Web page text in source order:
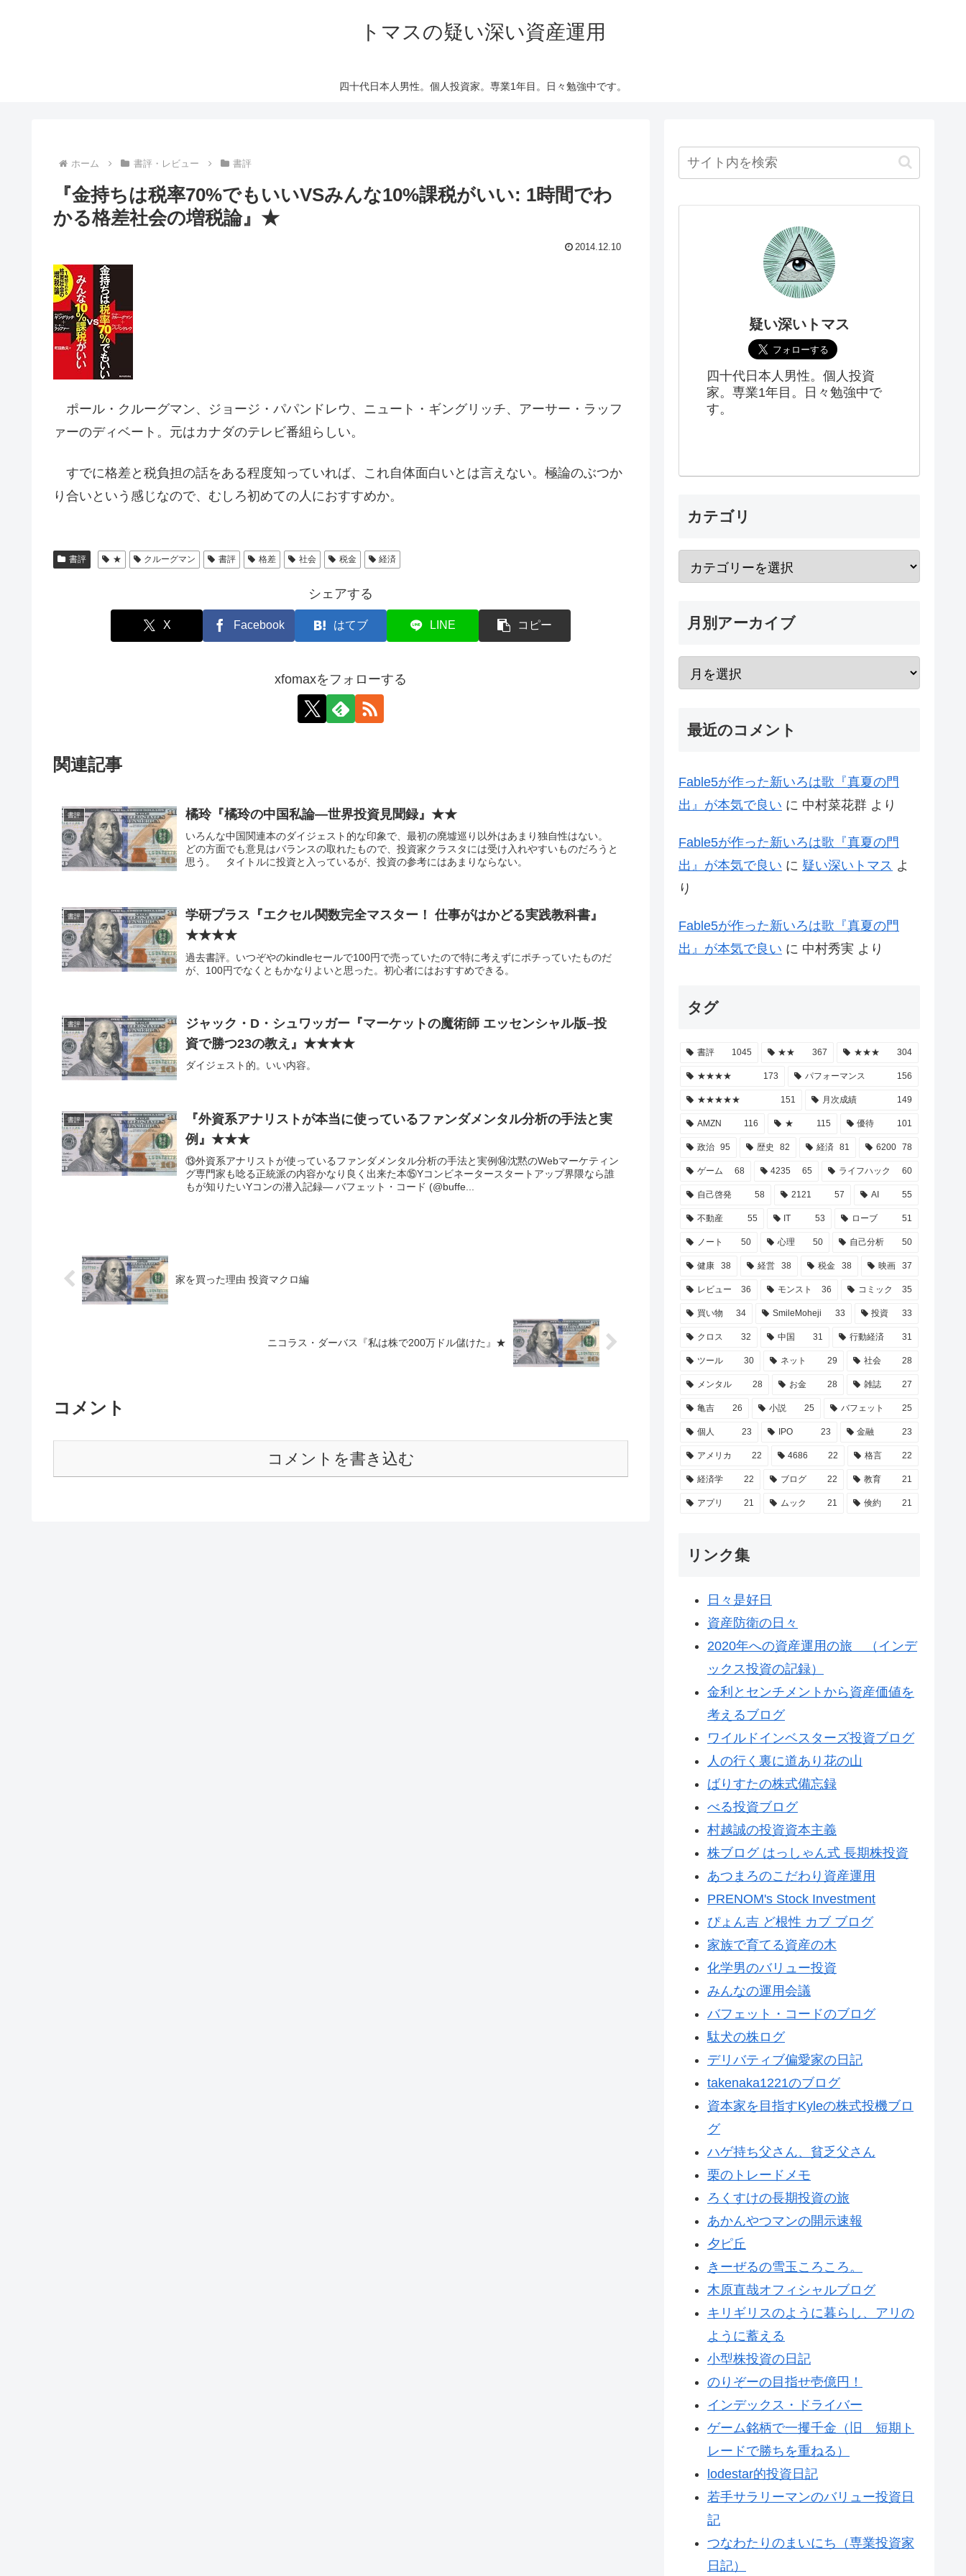
トマスの疑い深い資産運用
四十代日本人男性。個人投資家。専業1年目。日々勉強中です。
ホーム 書評・レビュー 書評
『金持ちは税率70%でもいいVSみんな10%課税がいい: 1時間でわ
かる格差社会の増税論』★
2014.12.10
ポール・クルーグマン、ジョージ・パパンドレウ、ニュート・ギングリッチ、アーサー・ラッフ
ァーのディベート。元はカナダのテレビ番組らしい。
すでに格差と税負担の話をある程度知っていれば、これ自体面白いとは言えない。極論のぶつか
り合いという感じなので、むしろ初めての人におすすめか。
書評 ★ クルーグマン 書評 格差 社会 税金 経済
シェアする
X Facebook はてブ LINE コピー
xfomaxをフォローする
関連記事
書評 橘玲『橘玲の中国私論—世界投資見聞録』★★
いろんな中国関連本のダイジェスト的な印象で、最初の廃墟巡り以外はあまり独自性はない。
どの方面でも意見はバランスの取れたもので、投資家クラスタには受け入れやすいものだろうと
思う。 タイトルに投資と入っているが、投資の参考にはあまりならない。
書評
学研プラス『エクセル関数完全マスター！ 仕事がはかどる実践教科書』
★★★★
過去書評。いつぞやのkindleセールで100円で売っていたので特に考えずにポチっていたものだ
が、100円でなくともかなりよいと思った。初心者にはおすすめできる。
書評
ジャック・D・シュワッガー『マーケットの魔術師 エッセンシャル版–投
資で勝つ23の教え』★★★★
ダイジェスト的。いい内容。
書評
『外資系アナリストが本当に使っているファンダメンタル分析の手法と実
例』★★★
⑬外資系アナリストが使っているファンダメンタル分析の手法と実例⑭沈黙のWebマーケティン
グ専門家も唸る正統派の内容かなり良く出来た本⑮Yコンビネータースタートアップ界隈なら誰
もが知りたいYコンの潜入記録— バフェット・コード (@buffe...
家を買った理由 投資マクロ編
ニコラス・ダーバス『私は株で200万ドル儲けた』★
コメント
コメントを書き込む
疑い深いトマス
四十代日本人男性。個人投資
家。専業1年目。日々勉強中で
す。
カテゴリ
月別アーカイブ
最近のコメント
Fable5が作った新いろは歌『真夏の門
出』が本気で良い に 中村菜花群 より
Fable5が作った新いろは歌『真夏の門
出』が本気で良い に 疑い深いトマス よ
り
Fable5が作った新いろは歌『真夏の門
出』が本気で良い に 中村秀実 より
タグ
書評 1045 ★★ 367 ★★★ 304
★★★★ 173 パフォーマンス 156
★★★★★ 151 月次成績 149
AMZN 116 ★ 115 優待 101
政治 95 歴史 82 経済 81 6200 78
ゲーム 68 4235 65 ライフハック 60
自己啓発 58 2121 57 AI 55
不動産 55 IT 53 ローブ 51
ノート 50 心理 50 自己分析 50
健康 38 経営 38 税金 38 映画 37
レビュー 36 モンスト 36 コミック 35
買い物 34 SmileMoheji 33 投資 33
クロス 32 中国 31 行動経済 31
ツール 30 ネット 29 社会 28
メンタル 28 お金 28 雑誌 27
亀吉 26 小説 25 バフェット 25
個人 23 IPO 23 金融 23
アメリカ 22 4686 22 格言 22
経済学 22 ブログ 22 教育 21
アプリ 21 ムック 21 倹約 21
リンク集
日々是好日
資産防衛の日々
2020年への資産運用の旅 （インデ
ックス投資の記録）
金利とセンチメントから資産価値を
考えるブログ
ワイルドインベスターズ投資ブログ
人の行く裏に道あり花の山
ばりすたの株式備忘録
べる投資ブログ
村越誠の投資資本主義
株ブログ はっしゃん式 長期株投資
あつまろのこだわり資産運用
PRENOM's Stock Investment
ぴょん吉 ど根性 カブ ブログ
家族で育てる資産の木
化学男のバリュー投資
みんなの運用会議
バフェット・コードのブログ
駄犬の株ログ
デリバティブ偏愛家の日記
takenaka1221のブログ
資本家を目指すKyleの株式投機ブロ
グ
ハゲ持ち父さん、貧乏父さん
栗のトレードメモ
ろくすけの長期投資の旅
あかんやつマンの開示速報
夕ピ丘
きーぜるの雪玉ころころ。
木原直哉オフィシャルブログ
キリギリスのように暮らし、アリの
ように蓄える
小型株投資の日記
のりぞーの目指せ壱億円！
インデックス・ドライバー
ゲーム銘柄で一攫千金（旧 短期ト
レードで勝ちを重ねる）
lodestar的投資日記
若手サラリーマンのバリュー投資日
記
つなわたりのまいにち（専業投資家
日記）